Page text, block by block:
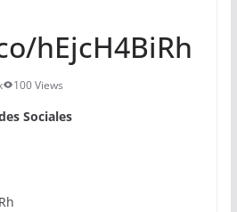
hEjcH4BiRh
100 Views
Sociales